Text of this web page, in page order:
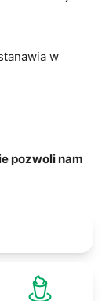
w
pozwoli nam